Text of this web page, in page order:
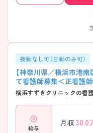
夜勤なし可（日勤のみ可）
【神奈川県／横浜市港
て看護師募集＜正看護
横浜すずきクリニックの看
給与
月収 30.0